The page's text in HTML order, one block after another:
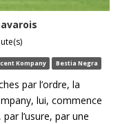
Kompany Bestia Negra
par l’ordre, la
lui, commence
l’usure, par une